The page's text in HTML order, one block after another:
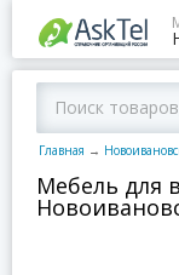
Главная →
Мебель для